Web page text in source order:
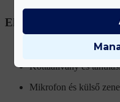
Előnyök:
Könnyen kezelhető
Kottaállvány és
Mikrofon és külső